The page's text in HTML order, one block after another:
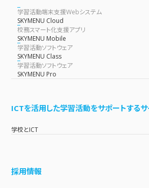
学習活動端末支援Webシステム
SKYMENU Cloud
校務スマート化支援アプリ
SKYMENU Mobile
学習活動ソフトウェア
SKYMENU Class
学習活動ソフトウェア
SKYMENU Pro
ICTを活用した学習活動をサポートするサ
学校とICT
採用情報